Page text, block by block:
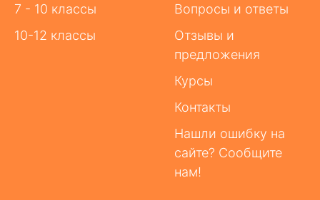
7 - 10 классы
10-12 классы
Вопросы и ответы
Отзывы и
предложения
Курсы
Контакты
Нашли ошибку на
сайте? Сообщите
нам!